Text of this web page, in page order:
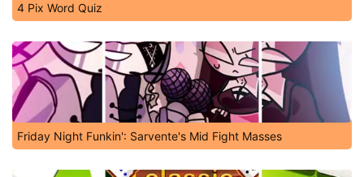
4 Pix Word Quiz
Friday Night Funkin': Sarvente's Mid Fight Masses